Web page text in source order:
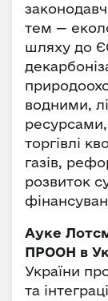
тем —
шляху до
водними,
торгівлі
газів,
розвиток
Ауке
ПРООН в
України
та